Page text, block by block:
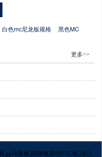
白色mc尼龙板规格
黑色MC
更多>>
,pp冲床板,防静电透明PVC板,滤心,